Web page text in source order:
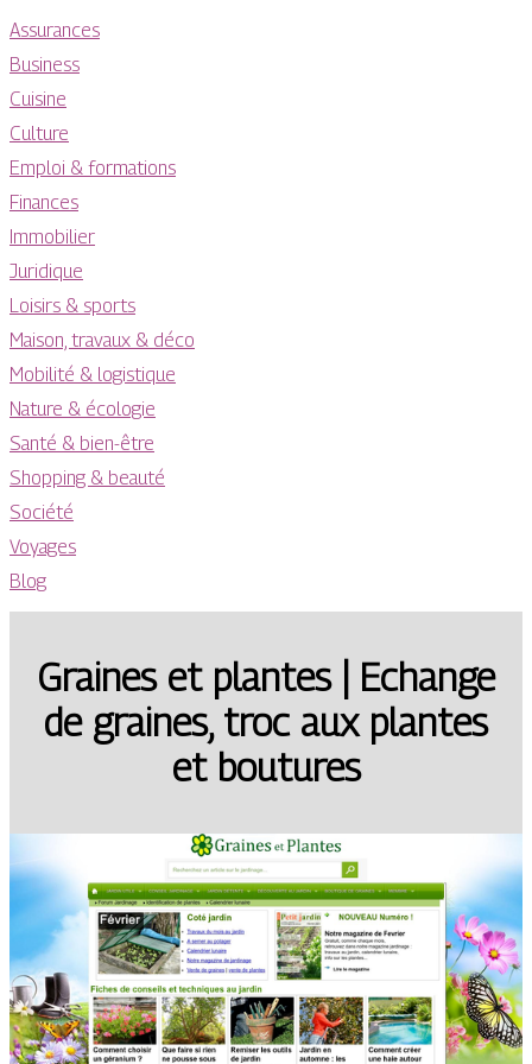
Assurances
Business
Cuisine
Culture
Emploi & formations
Finances
Immobilier
Juridique
Loisirs & sports
Maison, travaux & déco
Mobilité & logistique
Nature & écologie
Santé & bien-être
Shopping & beauté
Société
Voyages
Blog
Graines et plantes | Echange
de graines, troc aux plantes
et boutures